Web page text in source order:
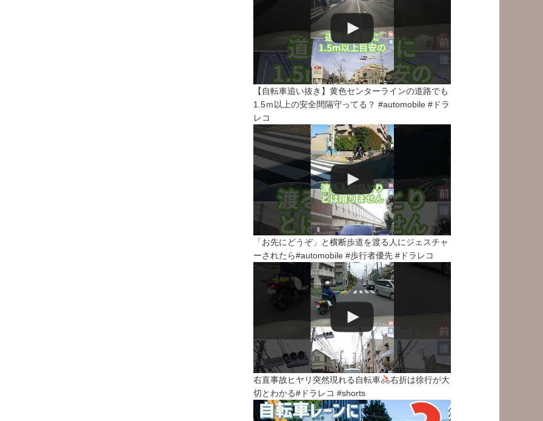
【自転車追い抜き】黄色センターラインの道路でも
1.5ｍ以上の安全間隔守ってる？ #automobile #ドラ
レコ
「お先にどうぞ」と横断歩道を渡る人にジェスチャ
ーされたら#automobile #歩行者優先 #ドラレコ
右直事故ヒヤリ突然現れる自転車
右折は徐行が大
切とわかる#ドラレコ #shorts